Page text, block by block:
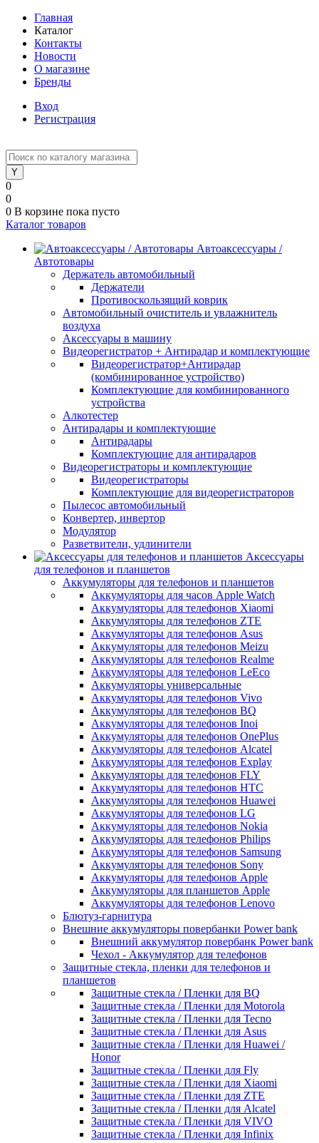
Главная
Каталог
Контакты
Новости
О магазине
Бренды
Вход
Регистрация
0
0
0 В корзине пока пусто
Каталог товаров
Автоаксессуары /
Автотовары
Держатель автомобильный
Держатели
Противоскользящий коврик
Автомобильный очиститель и увлажнитель
воздуха
Аксессуары в машину
Видеорегистратор + Антирадар и комплектующие
Видеорегистратор+Антирадар
(комбинированное устройство)
Комплектующие для комбинированного
устройства
Алкотестер
Антирадары и комплектующие
Антирадары
Комплектующие для антирадаров
Видеорегистраторы и комплектующие
Видеорегистраторы
Комплектующие для видеорегистраторов
Пылесос автомобильный
Конвертер, инвертор
Модулятор
Разветвители, удлинители
Аксессуары
для телефонов и планшетов
Аккумуляторы для телефонов и планшетов
Аккумуляторы для часов Apple Watch
Аккумуляторы для телефонов Xiaomi
Аккумуляторы для телефонов ZTE
Аккумуляторы для телефонов Asus
Аккумуляторы для телефонов Meizu
Аккумуляторы для телефонов Realme
Аккумуляторы для телефонов LeEco
Аккумуляторы универсальные
Аккумуляторы для телефонов Vivo
Аккумуляторы для телефонов BQ
Аккумуляторы для телефонов Inoi
Аккумуляторы для телефонов OnePlus
Аккумуляторы для телефонов Alcatel
Аккумуляторы для телефонов Explay
Аккумуляторы для телефонов FLY
Аккумуляторы для телефонов HTC
Аккумуляторы для телефонов Huawei
Аккумуляторы для телефонов LG
Аккумуляторы для телефонов Nokia
Аккумуляторы для телефонов Philips
Аккумуляторы для телефонов Samsung
Аккумуляторы для телефонов Sony
Аккумуляторы для телефонов Apple
Аккумуляторы для планшетов Apple
Аккумуляторы для телефонов Lenovo
Блютуз-гарнитура
Внешние аккумуляторы повербанки Power bank
Внешний аккумулятор повербанк Power bank
Чехол - Аккумулятор для телефонов
Защитные стекла, пленки для телефонов и
планшетов
Защитные стекла / Пленки для BQ
Защитные стекла / Пленки для Motorola
Защитные стекла / Пленки для Tecno
Защитные стекла / Пленки для Asus
Защитные стекла / Пленки для Huawei /
Honor
Защитные стекла / Пленки для Fly
Защитные стекла / Пленки для Xiaomi
Защитные стекла / Пленки для ZTE
Защитные стекла / Пленки для Alcatel
Защитные стекла / Пленки для VIVO
Защитные стекла / Пленки для Infinix